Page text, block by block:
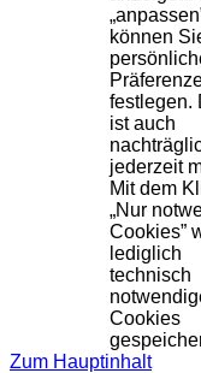
können
festlegen.
ist auch
jederzeit
Mit dem
„Nur
Cookies”
lediglich
technisch
Cookies
Zum Hauptinhalt